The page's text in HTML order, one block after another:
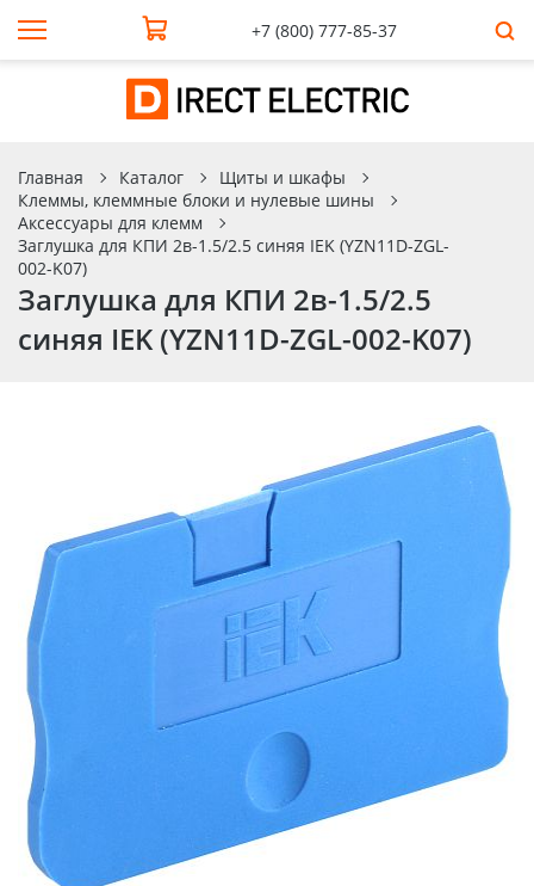
+7 (800) 777-85-37
Главная Каталог
Щиты и шкафы
Клеммы, клеммные блоки и нулевые шины
Аксессуары для клемм
Заглушка для КПИ 2в-1.5/2.5 синяя IEK (YZN11D-ZGL-
002-K07)
Заглушка для КПИ 2в-1.5/2.5
синяя IEK (YZN11D-ZGL-002-K07)